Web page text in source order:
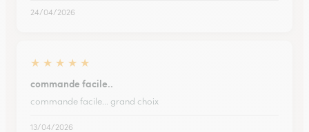
24/04/2026
★ ★ ★ ★ ★
commande facile..
commande facile... grand choix
13/04/2026